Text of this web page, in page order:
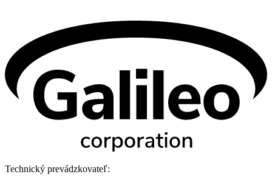
Technický prevádzkovateľ: